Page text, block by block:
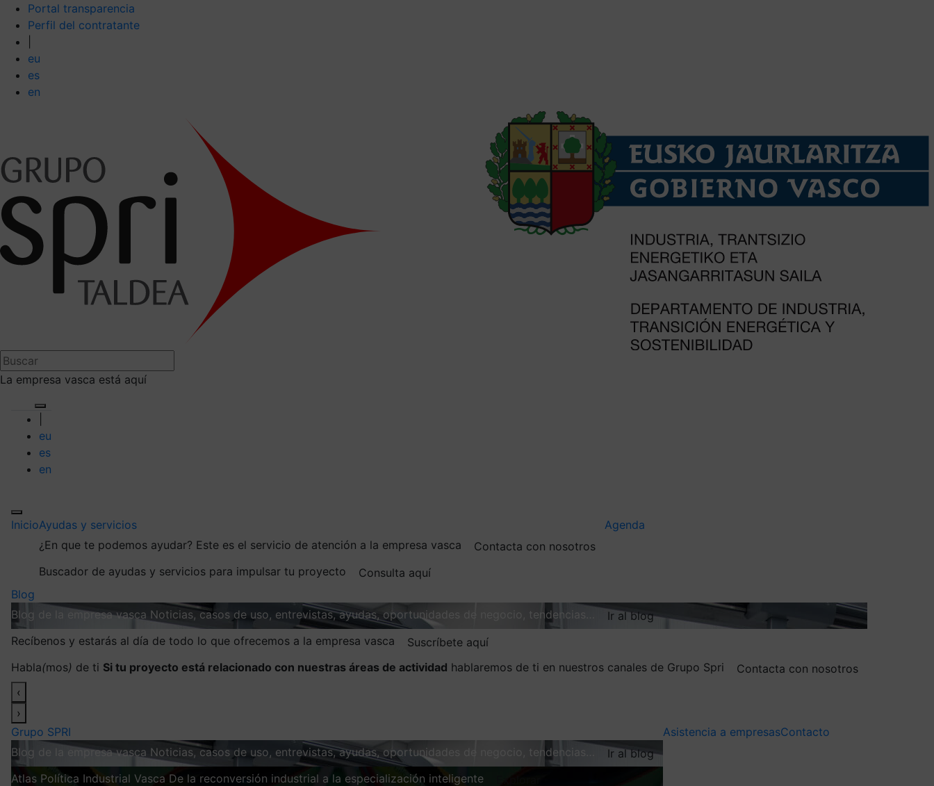
Portal transparencia
Perfil del contratante
eu
es
en
La empresa vasca está aquí
eu
es
en
InicioAyudas y servicios
¿En que te podemos ayudar? Este es el servicio de atención a la empresa vasca
Contacta con nosotros
Buscador de ayudas y servicios para impulsar tu proyecto
Consulta aquí
Agenda
Blog
Blog de la empresa vasca Noticias, casos de uso, entrevistas, ayudas, oportunidades de negocio, tendencias…
Ir al blog
Recíbenos y estarás al día de todo lo que ofrecemos a la empresa vasca
Suscríbete aquí
Habla(mos) de ti Si tu proyecto está relacionado con nuestras áreas de actividad hablaremos de ti en nuestros canales de Grupo Spri
Contacta con nosotros
‹
›
Grupo SPRI
Blog de la empresa vasca Noticias, casos de uso, entrevistas, ayudas, oportunidades de negocio, tendencias…
Ir al blog
Atlas Política Industrial Vasca De la reconversión industrial a la especialización inteligente
Asistencia a empresasContacto